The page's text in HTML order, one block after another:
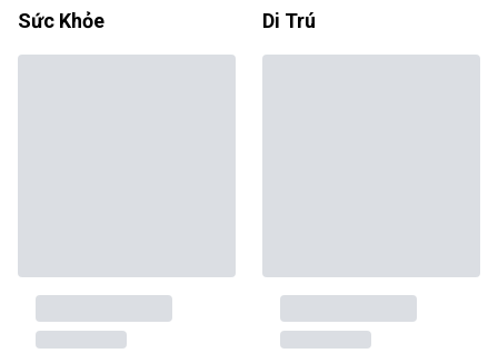
Sức Khỏe Di Trú